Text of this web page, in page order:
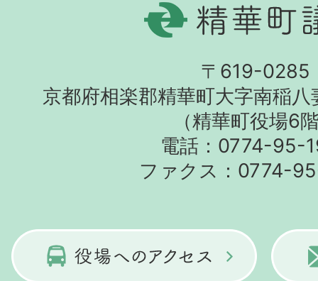
〒619-0285
京都府相楽郡精華町大字南稲
（精華町役場6
電話：0774-95-
ファクス：0774-